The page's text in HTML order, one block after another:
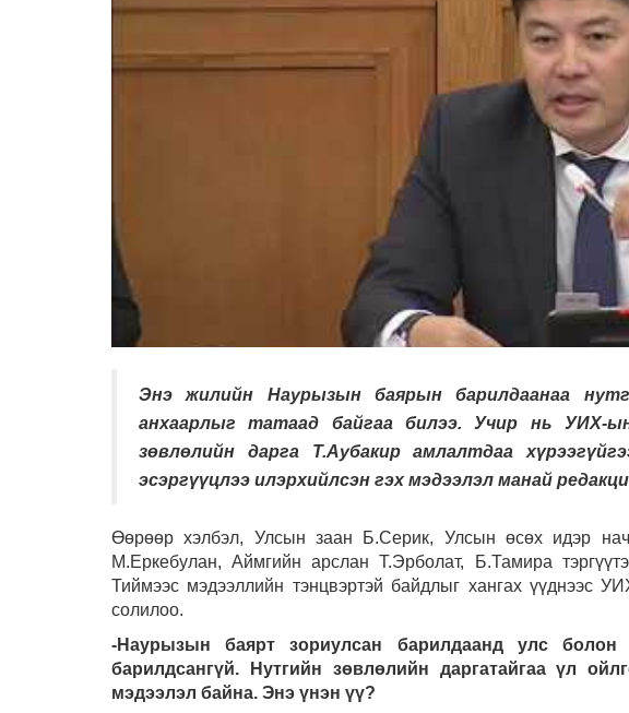
Энэ жилийн Наурызын баярын барилдаанаа
анхаарлыг татаад байгаа билээ. Учир нь УИХ-
зөвлөлийн дарга Т.Аубакир амлалтдаа
эсэргүүцлээ илэрхийлсэн гэх мэдээлэл манай
Өөрөөр хэлбэл, Улсын заан Б.Серик, Улсын өсөх идэр
М.Еркебулан, Аймгийн арслан Т.Эрболат, Б.Тамира
Тиймээс мэдээллийн тэнцвэртэй байдлыг хангах үүднээс
солилоо.
-Наурызын баярт зориулсан барилдаанд улс
барилдсангүй. Нутгийн зөвлөлийн даргатайгаа үл
мэдээлэл байна. Энэ үнэн үү?